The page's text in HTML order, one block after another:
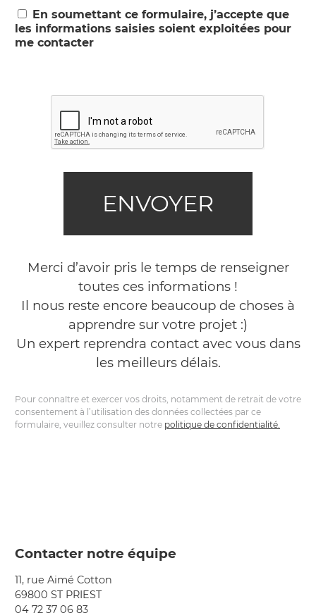
En soumettant ce formulaire, j’accepte que
les informations saisies soient exploitées pour
me contacter
Merci d’avoir pris le temps de renseigner
toutes ces informations !
Il nous reste encore beaucoup de choses à
apprendre sur votre projet :)
Un expert reprendra contact avec vous dans
les meilleurs délais.
Pour connaître et exercer vos droits, notamment de retrait de votre
consentement à l’utilisation des données collectées par ce
formulaire, veuillez consulter notre politique de confidentialité.
Contacter notre équipe
11, rue Aimé Cotton
69800 ST PRIEST
04 72 37 06 83